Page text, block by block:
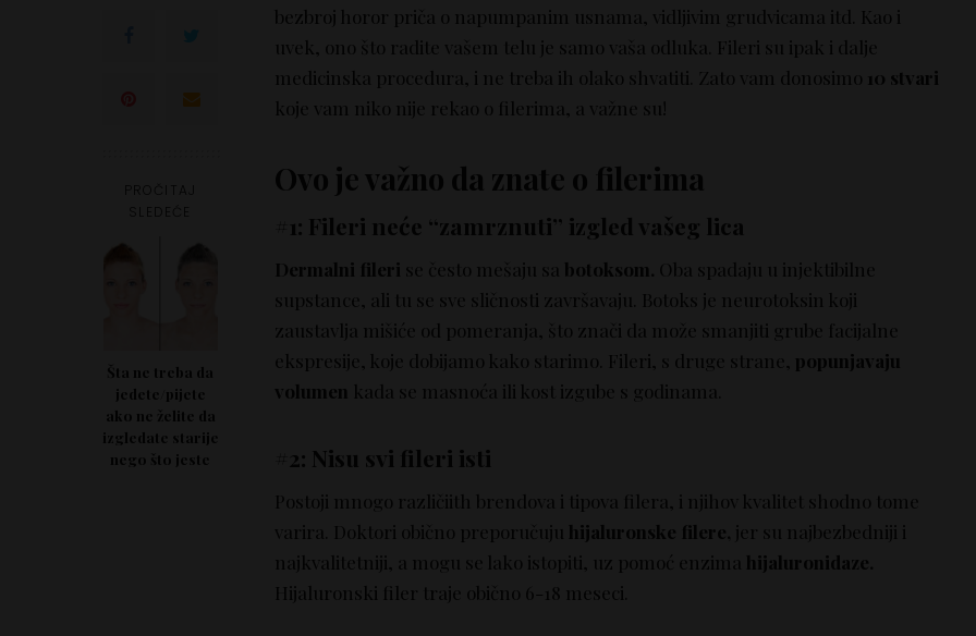
PROČITAJ
Šta ne treba da
jedete/pijete
ako ne želite da
izgledate starije
nego što jeste
bezbroj horor priča o napumpanim usnama, vidljivim grudvicama itd. Kao i
uvek, ono što radite vašem telu je samo vaša odluka. Fileri su ipak i dalje
medicinska procedura, i ne treba ih olako shvatiti. Zato vam donosimo 10 stvari
koje vam niko nije rekao o filerima, a važne su!
Ovo je važno da znate o filerima
#1: Fileri neće “zamrznuti” izgled vašeg lica
Dermalni fileri se često mešaju sa botoksom. Oba spadaju u injektibilne
supstance, ali tu se sve sličnosti završavaju. Botoks je neurotoksin koji
zaustavlja mišiće od pomeranja, što znači da može smanjiti grube facijalne
ekspresije, koje dobijamo kako starimo. Fileri, s druge strane, popunjavaju
volumen kada se masnoća ili kost izgube s godinama.
#2: Nisu svi fileri isti
Postoji mnogo različiith brendova i tipova filera, i njihov kvalitet shodno tome
varira. Doktori obično preporučuju hijaluronske filere, jer su najbezbedniji i
najkvalitetniji, a mogu se lako istopiti, uz pomoć enzima hijaluronidaze.
Hijaluronski filer traje obično 6-18 meseci.